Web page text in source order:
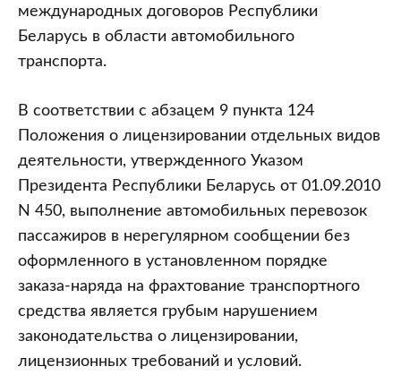
международных договоров Республики
Беларусь в области автомобильного
транспорта.
В соответствии с абзацем 9 пункта 124
Положения о лицензировании отдельных видов
деятельности, утвержденного Указом
Президента Республики Беларусь от 01.09.2010
N 450, выполнение автомобильных перевозок
пассажиров в нерегулярном сообщении без
оформленного в установленном порядке
заказа-наряда на фрахтование транспортного
средства является грубым нарушением
законодательства о лицензировании,
лицензионных требований и условий.